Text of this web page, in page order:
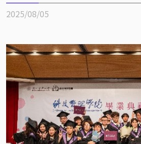
2025/08/05